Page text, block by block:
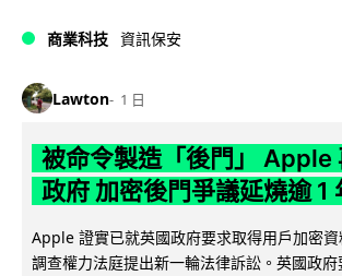
商業科技 資訊保安
Lawton 1 日
被命令製造「後門」 Apple
政府 加密後門爭議延燒逾 1
Apple 證實已就英國政府要求取得用戶加密
調查權力法庭提出新一輪法律訴訟。英國政